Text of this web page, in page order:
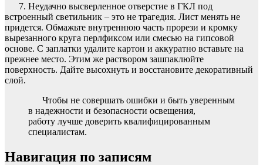
7. Неудачно высверленное отверстие в ГКЛ под
встроенный светильник – это не трагедия. Лист менять не
придется. Обмажьте внутреннюю часть прорези и кромку
вырезанного круга перлфиксом или смесью на гипсовой
основе. С заплатки удалите картон и аккуратно вставьте на
прежнее место. Этим же раствором зашпаклюйте
поверхность. Дайте высохнуть и восстановите декоративный
слой.
Чтобы не совершать ошибки и быть уверенным
в надежности и безопасности освещения,
работу лучше доверить квалифицированным
специалистам.
Навигация по записям